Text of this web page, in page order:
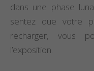
dans une phase
sentez que votre
recharger, vous
l’exposition.